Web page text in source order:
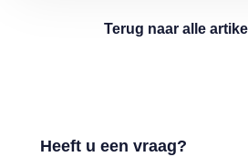
Terug naar alle
Heeft u een vraag?